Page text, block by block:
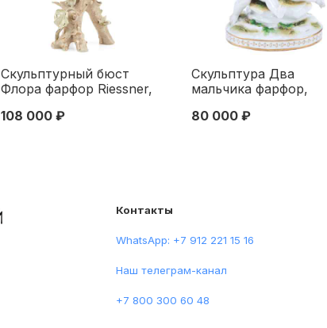
Скульптурный бюст
Флора фарфор Riessner,
Amphora кон. XIX в.
108 000 ₽
Скульптура Два
мальчика фарфор,
кон. XIX в. Н-15,8 см.
80 000 ₽
Контакты
WhatsApp: +7 912 221 15 16
Наш телеграм-канал
+7 800 300 60 48